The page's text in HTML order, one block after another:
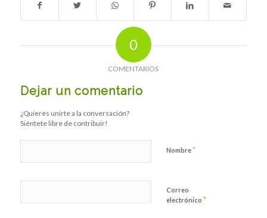
0
COMENTARIOS
Dejar un comentario
¿Quieres unirte a la conversación?
Siéntete libre de contribuir!
Nombre*
Correo
electrónico *